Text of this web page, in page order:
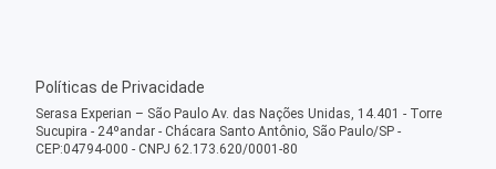
Políticas de Privacidade
Serasa Experian – São Paulo Av. das Nações Unidas, 14.401 - Torre
Sucupira - 24ºandar - Chácara Santo Antônio, São Paulo/SP -
CEP:04794-000 - CNPJ 62.173.620/0001-80